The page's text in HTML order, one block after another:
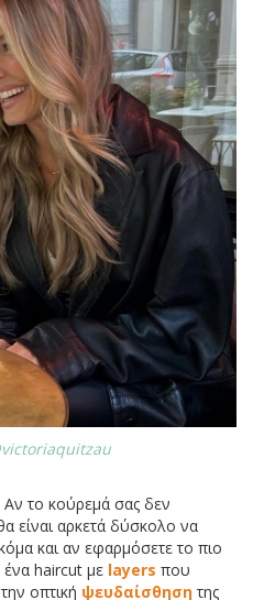
το κούρεμά σας δεν
είναι αρκετά δύσκολο να
και αν εφαρμόσετε το πιο
ένα haircut με layers που
οπτική ψευδαίσθηση της